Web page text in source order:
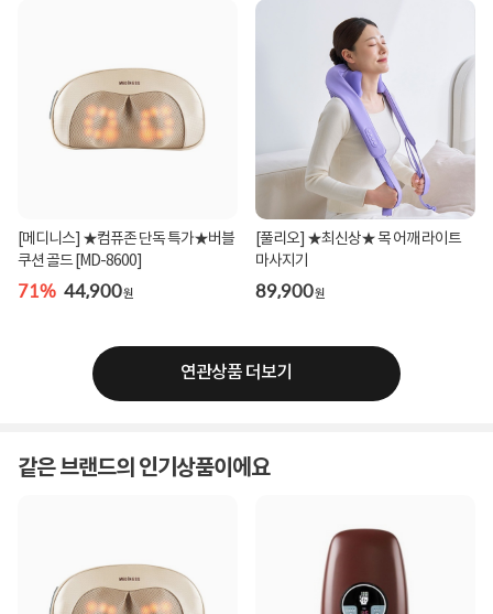
[메디니스] ★컴퓨존 단독 특가★버블
쿠션 골드 [MD-8600]
71% 44,900원
[풀리오] ★최신상★ 목 어깨 라이트
마사지기
89,900원
연관상품 더보기
같은 브랜드의 인기상품이에요